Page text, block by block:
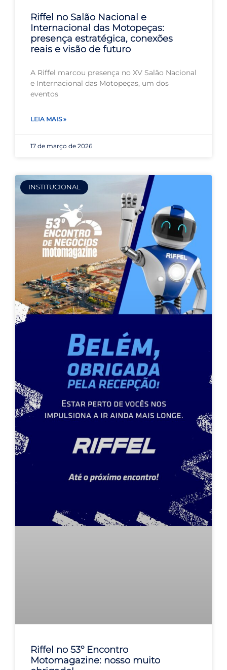
Riffel no Salão Nacional e
Internacional das Motopeças:
presença estratégica, conexões
reais e visão de futuro
A Riffel marcou presença no XV Salão Nacional
e Internacional das Motopeças, um dos
eventos
LEIA MAIS »
17 de março de 2026
INSTITUCIONAL
Riffel no 53º Encontro
Motomagazine: nosso muito